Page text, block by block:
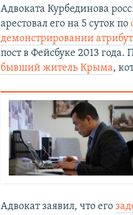
Адвоката Курбединова
арестовал его на 5 суток по
демонстрировании
пост в Фейсбуке 2013
бывший житель Крыма,
Адвокат заявил, что его